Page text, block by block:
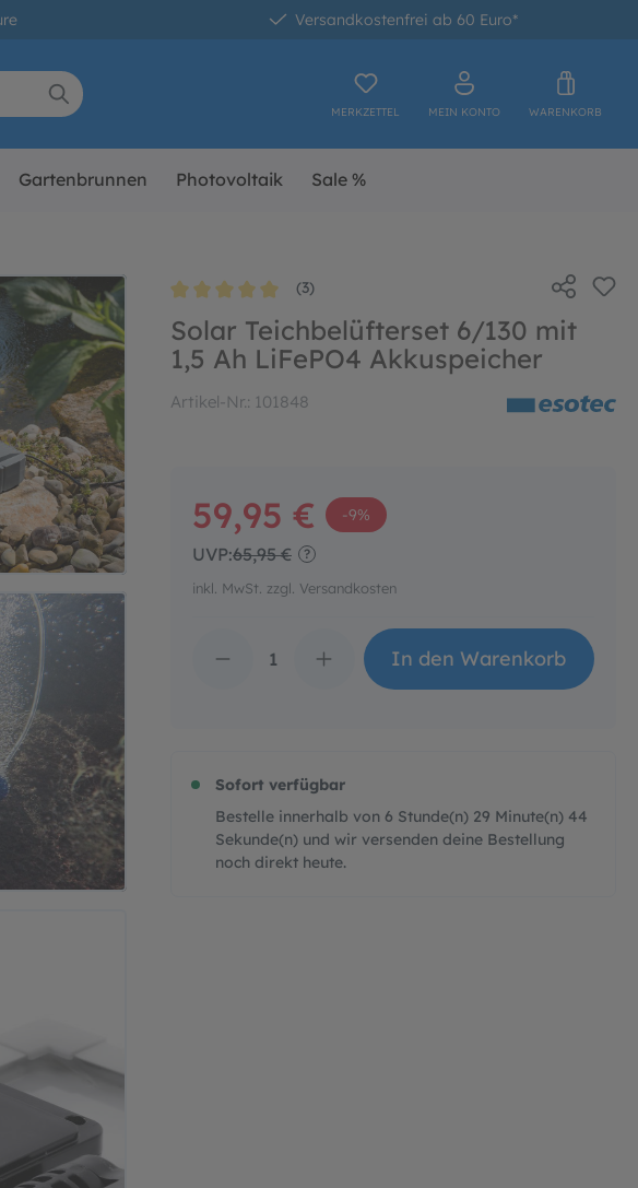
Versandkostenfrei ab 60 Euro*
MERKZETTEL MEIN KONTO WARENKORB
Gartenbrunnen Photovoltaik Sale %
(3)
Solar Teichbelüfterset 6/130 mit
1,5 Ah LiFePO4 Akkuspeicher
Artikel-Nr.: 101848
59,95 € -9%
UVP:65,95 € ?
inkl. MwSt. zzgl. Versandkosten
Produkt Anzahl: Gib
In den Warenkorb
Sofort verfügbar
Bestelle innerhalb von 6 Stunde(n) 29 Minute(n) 43
Sekunde(n) und wir versenden deine Bestellung
noch direkt heute.